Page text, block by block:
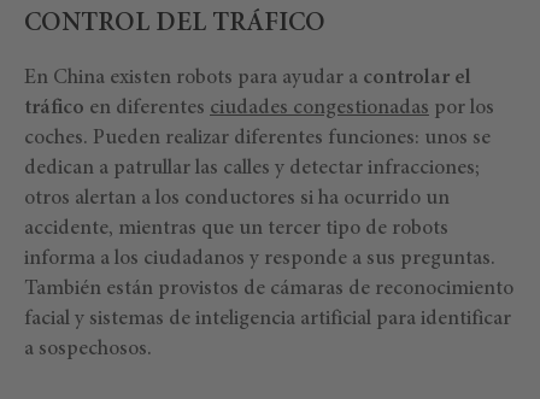
CONTROL DEL TRÁFICO
En China existen robots para ayudar a controlar el
tráfico en diferentes ciudades congestionadas por los
coches. Pueden realizar diferentes funciones: unos se
dedican a patrullar las calles y detectar infracciones;
otros alertan a los conductores si ha ocurrido un
accidente, mientras que un tercer tipo de robots
informa a los ciudadanos y responde a sus preguntas.
También están provistos de cámaras de reconocimiento
facial y sistemas de inteligencia artificial para identificar
a sospechosos.